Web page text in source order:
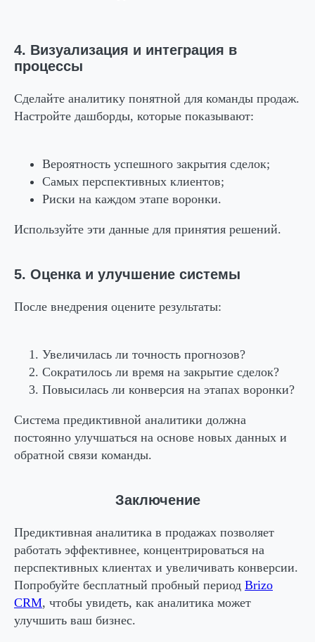
4. Визуализация и интеграция в
процессы
Сделайте аналитику понятной для команды продаж.
Настройте дашборды, которые показывают:
Вероятность успешного закрытия сделок;
Самых перспективных клиентов;
Риски на каждом этапе воронки.
Используйте эти данные для принятия решений.
5. Оценка и улучшение системы
После внедрения оцените результаты:
Увеличилась ли точность прогнозов?
Сократилось ли время на закрытие сделок?
Повысилась ли конверсия на этапах воронки?
Система предиктивной аналитики должна
постоянно улучшаться на основе новых данных и
обратной связи команды.
Заключение
Предиктивная аналитика в продажах позволяет
работать эффективнее, концентрироваться на
перспективных клиентах и увеличивать конверсии.
Попробуйте бесплатный пробный период Brizo
CRM, чтобы увидеть, как аналитика может
улучшить ваш бизнес.